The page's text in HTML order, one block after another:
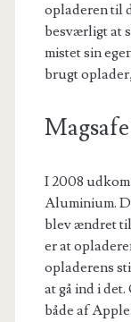
opladeren til
besværligt at
mistet sin
brugt
Magsafe
I 2008
Aluminium.
blev ændret til
er at
opladerens
at gå ind i
både af